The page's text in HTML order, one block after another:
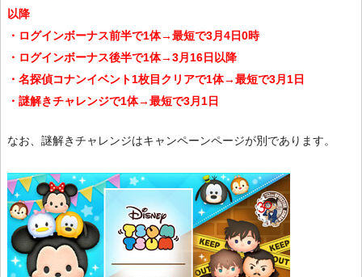
以降
・ログインボーナス前半で1体→最短で3月4日0時
・ログインボーナス後半で1体→3月16日以降
・名探偵コナンイベント1枚目クリアで1体→最短で3月1日
・謎解きチャレンジで1体→最短で3月1日
なお、謎解きチャレンジはキャンペーンページが別であります。